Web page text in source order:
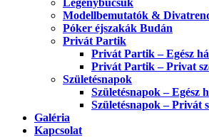
Legénybúcsúk
Modellbemutatók &
Póker éjszakák Budán
Privát Partik
Privát Partik – Egész
Privát Partik – Privat
Születésnapok
Születésnapok – Egész
Születésnapok – Privát
Galéria
Kapcsolat